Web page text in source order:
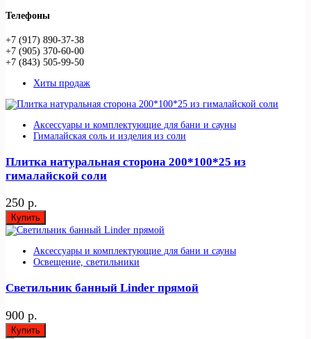
Телефоны
+7 (917) 890-37-38
+7 (905) 370-60-00
+7 (843) 505-99-50
Хиты продаж
Аксессуары и комплектующие для бани и сауны
Гималайская соль и изделия из соли
Плитка натуральная сторона 200*100*25 из
гималайской соли
250 р.
Купить
Аксессуары и комплектующие для бани и сауны
Освещение, светильники
Светильник банный Linder прямой
900 р.
Купить